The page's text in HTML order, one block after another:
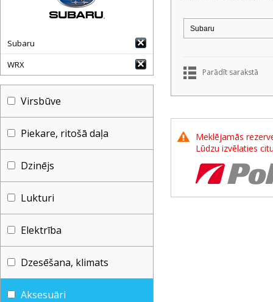
Subaru
WRX
Virsbūve
Piekare, ritošā daļa
Dzinējs
Lukturi
Elektrība
Dzesēšana, klimats
Aksesuāri
Parādīt sarakstā
Meklējamās
Lūdzu izvēlaties